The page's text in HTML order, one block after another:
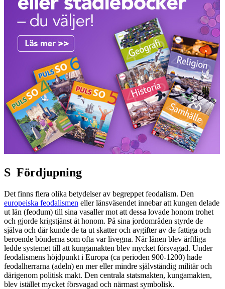
S Fördjupning
Det finns flera olika betydelser av begreppet feodalism. Den
europeiska feodalismen eller länsväsendet innebar att kungen delade
ut län (feodum) till sina vasaller mot att dessa lovade honom trohet
och gjorde krigstjänst åt honom. På sina jordområden styrde de
själva och där kunde de ta ut skatter och avgifter av de fattiga och
beroende bönderna som ofta var livegna. När länen blev ärftliga
ledde systemet till att kungamakten blev mycket försvagad. Under
feodalismens höjdpunkt i Europa (ca perioden 900-1200) hade
feodalherrarna (adeln) en mer eller mindre självständig militär och
därigenom politisk makt. Den centrala statsmakten, kungamakten,
blev istället mycket försvagad och närmast symbolisk.